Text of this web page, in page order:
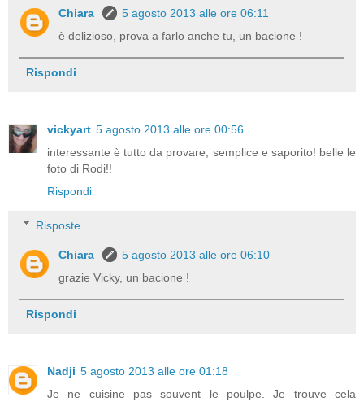
Chiara
5 agosto 2013 alle ore 06:11
è delizioso, prova a farlo anche tu, un bacione !
Rispondi
vickyart 5 agosto 2013 alle ore 00:56
interessante è tutto da provare, semplice e saporito! belle le
foto di Rodi!!
Rispondi
Risposte
Chiara
5 agosto 2013 alle ore 06:10
grazie Vicky, un bacione !
Rispondi
Nadji 5 agosto 2013 alle ore 01:18
Je ne cuisine pas souvent le poulpe. Je trouve cela